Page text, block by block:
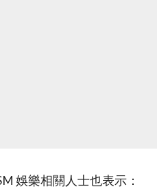
娛樂相關人士也表示：